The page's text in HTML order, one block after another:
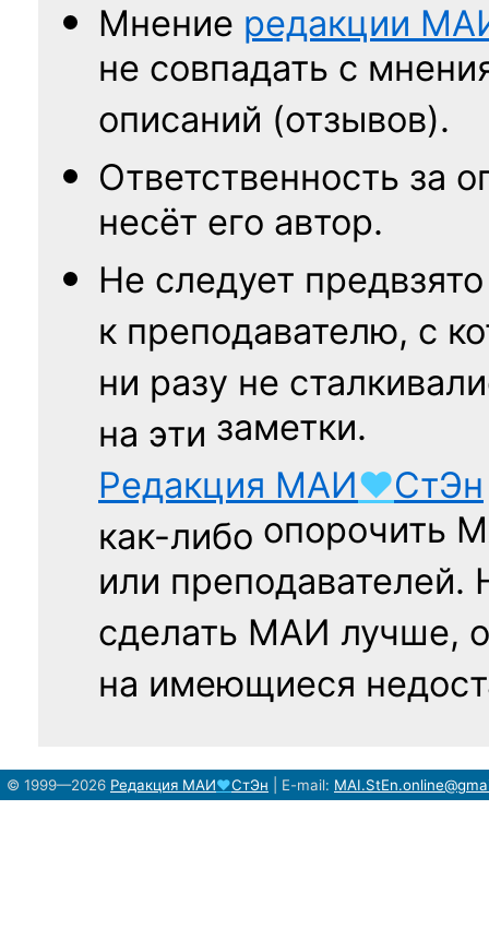
Мнение редакции
не совпадать с
описаний (отзывов).
Ответственность за
несёт его автор.
Не следует
к преподавателю, с
ни разу не
на эти заметки.
Редакция МАИ♥СтЭн
как-либо опорочить
или
сделать МАИ лучше,
на имеющиеся
© 1999—2026 Редакция МАИ♥СтЭн E-mail: